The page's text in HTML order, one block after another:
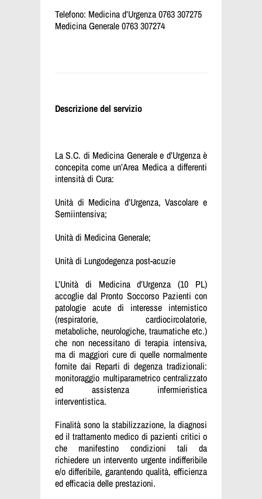
Telefono: Medicina d’Urgenza 0763 307275
Medicina Generale 0763 307274
Descrizione del servizio
La S.C. di Medicina Generale e d’Urgenza è
concepita come un’Area Medica a differenti
intensità di Cura:
Unità di Medicina d’Urgenza, Vascolare e
Semiintensiva;
Unità di Medicina Generale;
Unità di Lungodegenza post-acuzie
L’Unità di Medicina d’Urgenza (10 PL)
accoglie dal Pronto Soccorso Pazienti con
patologie acute di interesse internistico
(respiratorie, cardiocircolatorie,
metaboliche, neurologiche, traumatiche etc.)
che non necessitano di terapia intensiva,
ma di maggiori cure di quelle normalmente
fornite dai Reparti di degenza tradizionali:
monitoraggio multiparametrico centralizzato
ed assistenza infermieristica
interventistica.
Finalità sono la stabilizzazione, la diagnosi
ed il trattamento medico di pazienti critici o
che manifestino condizioni tali da
richiedere un intervento urgente indifferibile
e/o differibile, garantendo qualità, efficienza
ed efficacia delle prestazioni.